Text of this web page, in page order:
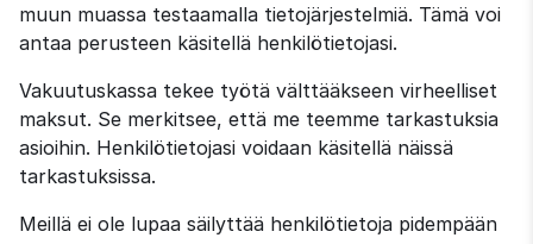
muun muassa testaamalla tietojärjestelmiä. Tämä voi
antaa perusteen käsitellä henkilötietojasi.
Vakuutuskassa tekee työtä välttääkseen virheelliset
maksut. Se merkitsee, että me teemme tarkastuksia
asioihin. Henkilötietojasi voidaan käsitellä näissä
tarkastuksissa.
Meillä ei ole lupaa säilyttää henkilötietoja pidempään